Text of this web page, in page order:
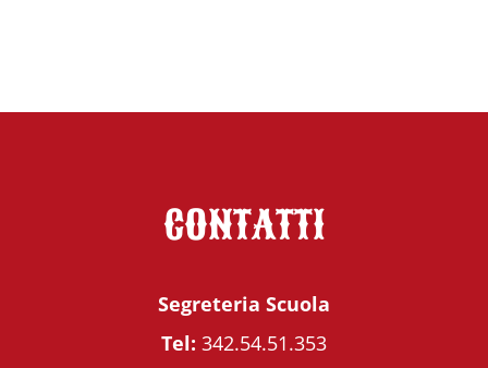
CONTATTI
Segreteria Scuola
Tel: 342.54.51.353